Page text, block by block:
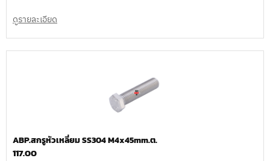
ดูรายละเอียด
ABP.สกรูหัวเหลี่ยม SS304 M4x45mm.ต.
117.00